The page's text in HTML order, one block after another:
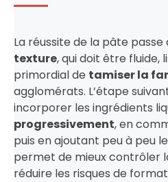
La réussite de la pâte
texture, qui doit être fluide,
primordial de tamiser la
agglomérats. L’étape
incorporer les ingrédients
progressivement, en
puis en ajoutant peu à peu
permet de mieux contrôler
réduire les risques de